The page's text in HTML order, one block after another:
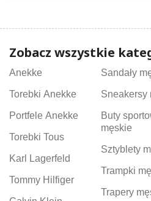
Zobacz wszystkie
Anekke
Torebki Anekke
Portfele Anekke
Torebki Tous
Karl Lagerfeld
Tommy Hilfiger
Sandały
Sneakersy
Buty
męskie
Sztyblety
Trampki
Trapery